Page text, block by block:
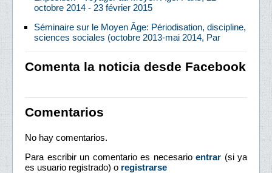
octobre 2014 - 23 février 2015
Séminaire sur le Moyen Âge: Périodisation, discipline,
sciences sociales (octobre 2013-mai 2014, Par
Comenta la noticia desde Facebook
Comentarios
No hay comentarios.
Para escribir un comentario es necesario entrar (si ya
es usuario registrado) o registrarse